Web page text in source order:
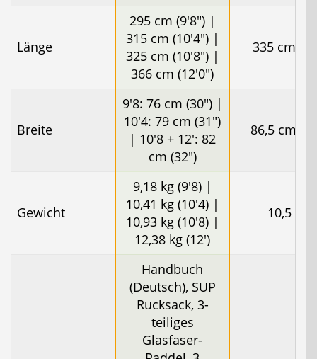
Länge
295 cm (9'8") |
315 cm (10'4") |
325 cm (10'8") |
366 cm (12'0")
335 cm
Breite
9'8: 76 cm (30") |
10'4: 79 cm (31")
| 10'8 + 12': 82
cm (32")
86,5 cm
Gewicht
9,18 kg (9'8) |
10,41 kg (10'4) |
10,93 kg (10'8) |
12,38 kg (12')
10,5 kg
Handbuch
(Deutsch), SUP
Rucksack, 3-
teiliges
Glasfaser-